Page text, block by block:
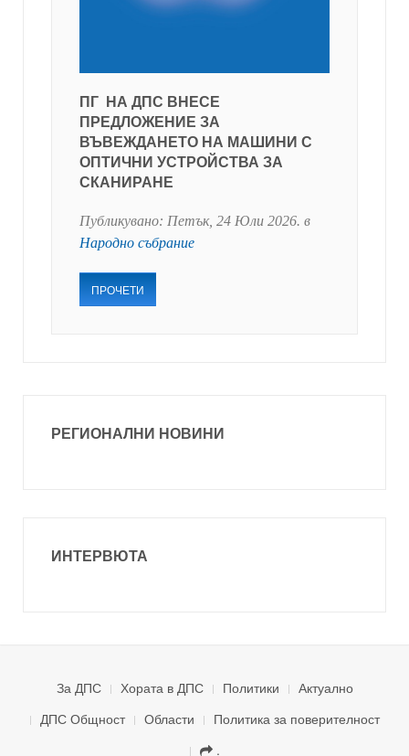
ПГ НА ДПС ВНЕСЕ
ПРЕДЛОЖЕНИЕ ЗА
ВЪВЕЖДАНЕТО НА МАШИНИ С
ОПТИЧНИ УСТРОЙСТВА ЗА
СКАНИРАНЕ
Публикувано: Петък, 24 Юли 2026. в
Народно събрание
ПРОЧЕТИ
РЕГИОНАЛНИ НОВИНИ
ИНТЕРВЮТА
За ДПС Хората в ДПС Политики
Актуално
ДПС Общност
Области
Политика за поверителност
.